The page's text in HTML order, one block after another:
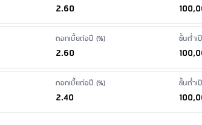
2.60
ดอกเบี้ยต่อปี (%)
2.60
ขั้นต่ำ
ดอกเบี้ยต่อปี (%)
2.40
ขั้นต่ำ